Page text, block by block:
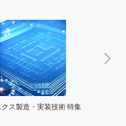
ス製造・実装技術 特集